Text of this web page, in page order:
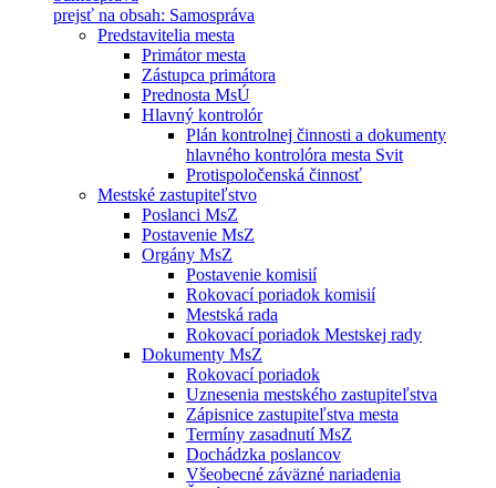
prejsť na obsah: Samospráva
Predstavitelia mesta
Primátor mesta
Zástupca primátora
Prednosta MsÚ
Hlavný kontrolór
Plán kontrolnej činnosti a dokumenty
hlavného kontrolóra mesta Svit
Protispoločenská činnosť
Mestské zastupiteľstvo
Poslanci MsZ
Postavenie MsZ
Orgány MsZ
Postavenie komisií
Rokovací poriadok komisií
Mestská rada
Rokovací poriadok Mestskej rady
Dokumenty MsZ
Rokovací poriadok
Uznesenia mestského zastupiteľstva
Zápisnice zastupiteľstva mesta
Termíny zasadnutí MsZ
Dochádzka poslancov
Všeobecné záväzné nariadenia